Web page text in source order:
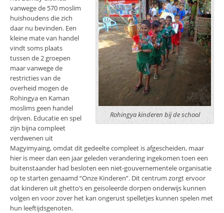
Rohingya kinderen bij de school
vanwege de 570 moslim
huishoudens die zich
daar nu bevinden. Een
kleine mate van handel
vindt soms plaats
tussen de 2 groepen
maar vanwege de
restricties van de
overheid mogen de
Rohingya en Kaman
moslims geen handel
drijven. Educatie en spel
zijn bijna compleet
verdwenen uit
Magyimyaing, omdat dit gedeelte compleet is afgescheiden, maar
hier is meer dan een jaar geleden verandering ingekomen toen een
buitenstaander had besloten een niet-gouvernementele organisatie
op te starten genaamd “Onze Kinderen”. Dit centrum zorgt ervoor
dat kinderen uit ghetto’s en geisoleerde dorpen onderwijs kunnen
volgen en voor zover het kan ongerust spelletjes kunnen spelen met
hun leeftijdsgenoten.